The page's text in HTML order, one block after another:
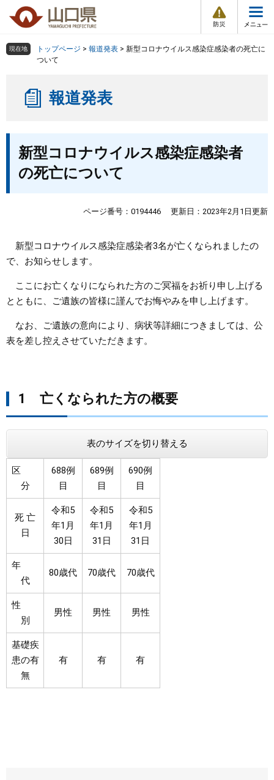
の
ー
情
報
メ
ュ
組織で探す
くらし・環境
しごと・産業・観光
まちづくり
県政情報
検索の仕方 組織で探す
現在地 トップページ > 報道発表 > 新型コロナウイルス感染症感染者の死亡に
ついて
報道発表
新型コロナウイルス感染症感染者
の死亡について
ページ番号：0194446 更新日：2023年2月1日更新
新型コロナウイルス感染症感染者3名が亡くなられましたの
で、お知らせします。
ここにお亡くなりになられた方のご冥福をお祈り申し上げる
とともに、ご遺族の皆様に謹んでお悔やみを申し上げます。
なお、ご遺族の意向により、病状等詳細につきましては、公
表を差し控えさせていただきます。
1 亡くなられた方の概要​​​​​
表のサイズを切り替える
区
分
688例
目
689例
目
690例
目
死 亡
日
令和5
年1月
30日
令和5
年1月
31日
令和5
年1月
31日
年
代
80歳代 70歳代 70歳代
性
別
男性 男性 男性
基礎疾
患の有
無
有 有 有